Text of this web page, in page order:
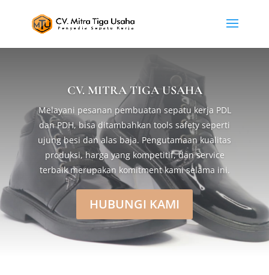
CV. MITRA TIGA USAHA
Melayani pesanan pembuatan sepatu kerja PDL
dan PDH, bisa ditambahkan tools safety seperti
ujung besi dan alas baja. Pengutamaan kualitas
produksi, harga yang kompetitif, dan service
terbaik merupakan komitment kami selama ini.
HUBUNGI KAMI